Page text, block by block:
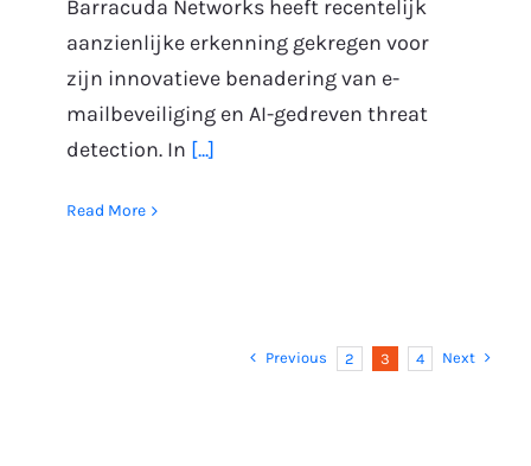
Barracuda Networks heeft recentelijk
aanzienlijke erkenning gekregen voor
zijn innovatieve benadering van e-
mailbeveiliging en AI-gedreven threat
detection. In [...]
Read More
Previous 2 3 4 Next